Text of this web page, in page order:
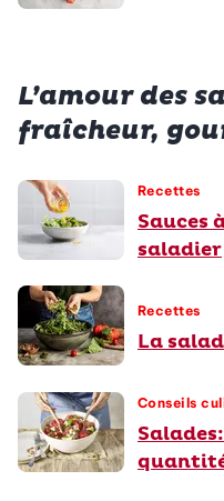
L’amour des
fraîcheur,
Recettes
Sauces
saladier
Recettes
La
Conseils